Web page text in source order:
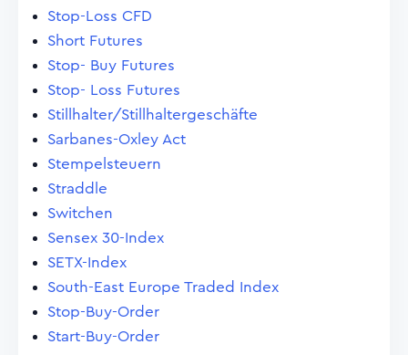
Stop-Loss CFD
Short Futures
Stop- Buy Futures
Stop- Loss Futures
Stillhalter/Stillhaltergeschäfte
Sarbanes-Oxley Act
Stempelsteuern
Straddle
Switchen
Sensex 30-Index
SETX-Index
South-East Europe Traded Index
Stop-Buy-Order
Start-Buy-Order